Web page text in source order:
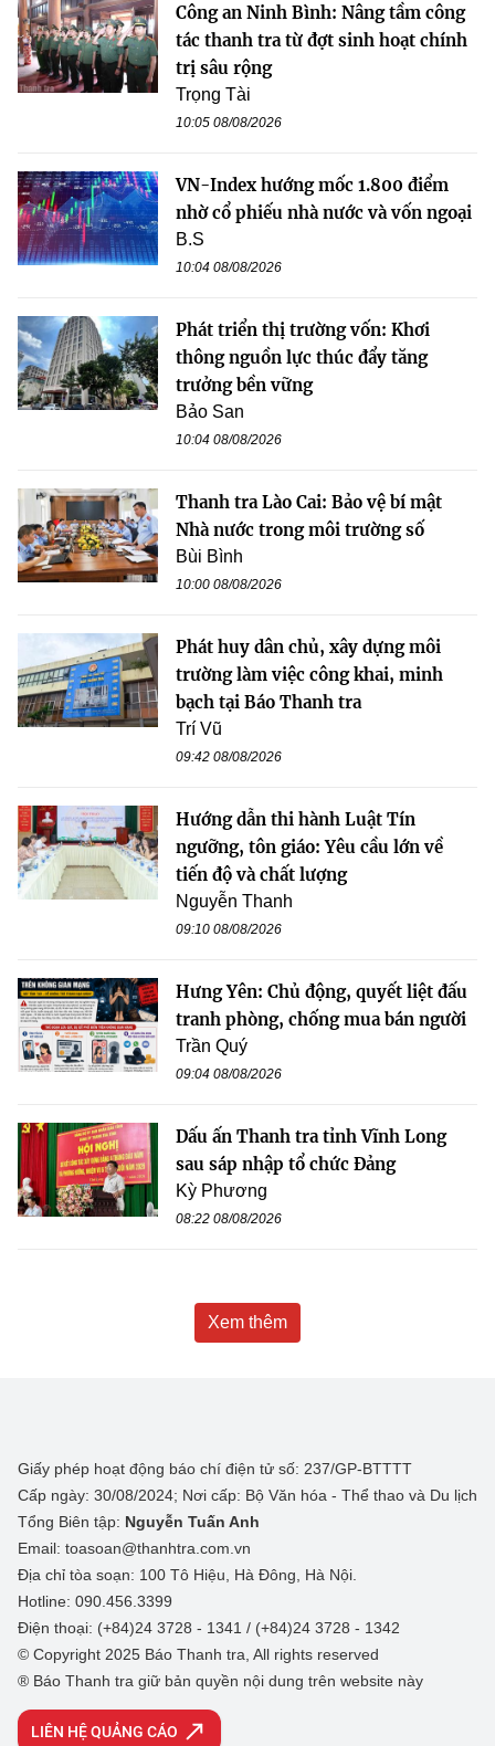
Công an Ninh Bình: Nâng tầm công
tác thanh tra từ đợt sinh hoạt chính
trị sâu rộng
Trọng Tài
10:05 08/08/2026
VN-Index hướng mốc 1.800 điểm
nhờ cổ phiếu nhà nước và vốn ngoại
B.S
10:04 08/08/2026
Phát triển thị trường vốn: Khơi
thông nguồn lực thúc đẩy tăng
trưởng bền vững
Bảo San
10:04 08/08/2026
Thanh tra Lào Cai: Bảo vệ bí mật
Nhà nước trong môi trường số
Bùi Bình
10:00 08/08/2026
Phát huy dân chủ, xây dựng môi
trường làm việc công khai, minh
bạch tại Báo Thanh tra
Trí Vũ
09:42 08/08/2026
Hướng dẫn thi hành Luật Tín
ngưỡng, tôn giáo: Yêu cầu lớn về
tiến độ và chất lượng
Nguyễn Thanh
09:10 08/08/2026
Hưng Yên: Chủ động, quyết liệt đấu
tranh phòng, chống mua bán người
Trần Quý
09:04 08/08/2026
Dấu ấn Thanh tra tỉnh Vĩnh Long
sau sáp nhập tổ chức Đảng
Kỳ Phương
08:22 08/08/2026
Xem thêm
Giấy phép hoạt động báo chí điện tử số: 237/GP-BTTTT
Cấp ngày: 30/08/2024; Nơi cấp: Bộ Văn hóa - Thể thao và Du lịch
Tổng Biên tập: Nguyễn Tuấn Anh
Email: toasoan@thanhtra.com.vn
Địa chỉ tòa soạn: 100 Tô Hiệu, Hà Đông, Hà Nội.
Hotline: 090.456.3399
Điện thoại: (+84)24 3728 - 1341 / (+84)24 3728 - 1342
© Copyright 2025 Báo Thanh tra, All rights reserved
® Báo Thanh tra giữ bản quyền nội dung trên website này
LIÊN HỆ QUẢNG CÁO